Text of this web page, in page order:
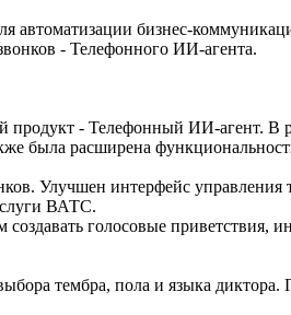
автоматизации бизнес-
- Телефонного ИИ-агента.
- Телефонный ИИ-агент. В
была расширена
Улучшен интерфейс
ВАТС.
голосовые приветствия,
тембра, пола и языка